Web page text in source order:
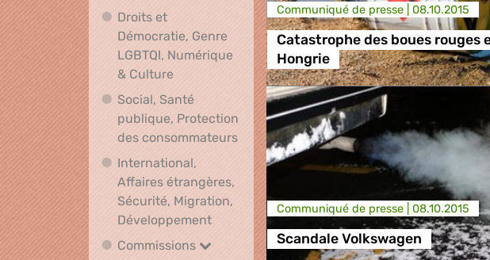
Droits et
Démocratie, Genre
LGBTQI, Numérique
& CultureDroits et Démocratie, Genre LGBTQI, Numérique &
Social, Santé
publique, Protection
des consommateursSocial, Santé publique, Protection des
International,
Affaires étrangères,
Sécurité, Migration,
DéveloppementInternational, Affaires étrangères, Sécurité,
Commissions
Commissions
Communiqué de presse | 08.10.2015
Catastrophe des boues rouges
Hongrie
Communiqué de presse | 08.10.2015
Scandale Volkswagen